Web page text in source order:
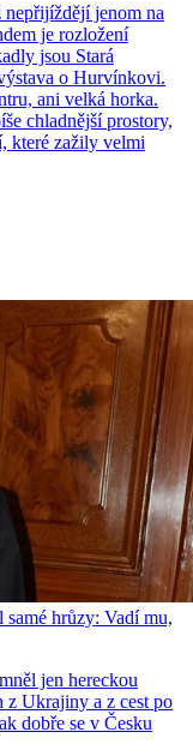
nepřijíždějí jenom na
je rozložení
jsou Stará
o Hurvínkovi.
ani velká horka.
chladnější prostory,
které zažily velmi
hrůzy: Vadí mu,
jen hereckou
z Ukrajiny a z cest po
dobře se v Česku